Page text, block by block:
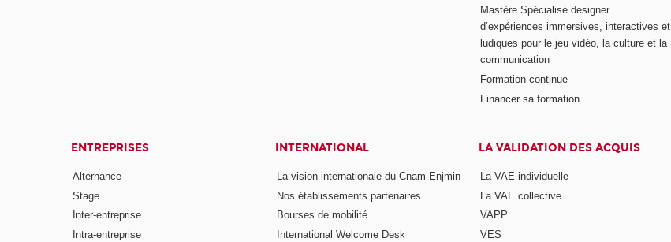
Mastère Spécialisé designer
d’expériences immersives, interactives et
ludiques pour le jeu vidéo, la culture et la
communication
Formation continue
Financer sa formation
ENTREPRISES
Alternance
Stage
Inter-entreprise
Intra-entreprise
INTERNATIONAL
La vision internationale du Cnam-Enjmin
Nos établissements partenaires
Bourses de mobilité
International Welcome Desk
LA VALIDATION DES ACQUIS
La VAE individuelle
La VAE collective
VAPP
VES